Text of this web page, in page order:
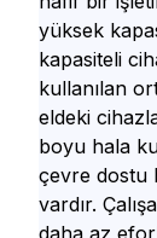
yüksek
kapasiteli
kullanılan
eldeki
boyu hala
çevre dostu
vardır.